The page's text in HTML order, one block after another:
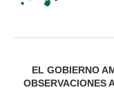
EL GOBIERNO
OBSERVACIONES